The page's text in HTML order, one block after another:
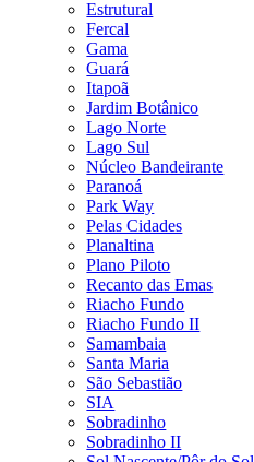
Estrutural
Fercal
Gama
Guará
Itapoã
Jardim Botânico
Lago Norte
Lago Sul
Núcleo Bandeirante
Paranoá
Park Way
Pelas Cidades
Planaltina
Plano Piloto
Recanto das Emas
Riacho Fundo
Riacho Fundo II
Samambaia
Santa Maria
São Sebastião
SIA
Sobradinho
Sobradinho II